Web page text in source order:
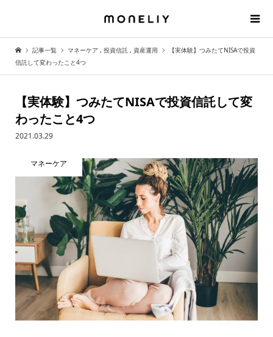
記事一覧 マネーケア , 投資信託 , 資産運用
【実体験】つみたてNISAで投資
信託して変わったこと4つ
【実体験】つみたてNISAで投資信託して変
わったこと4つ
2021.03.29
マネーケア